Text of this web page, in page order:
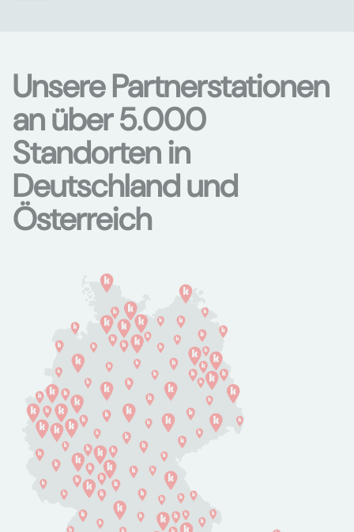
Unsere Partnerstationen
an über 5.000
Standorten in
Deutschland und
Österreich